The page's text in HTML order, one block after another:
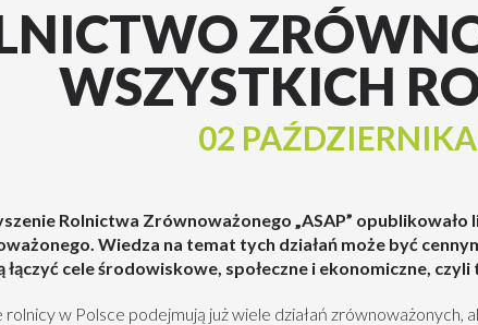
WSZYSTKICH
02
Rolnictwa Zrównoważonego „ASAP”
Wiedza na temat tych działań może być
łączyć cele środowiskowe, społeczne i ekonomiczne,
rolnicy w Polsce podejmują już wiele działań